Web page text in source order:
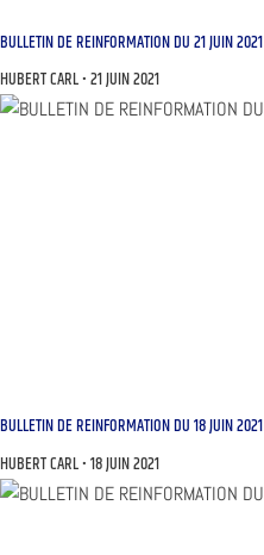
BULLETIN DE REINFORMATION DU 21 JUIN 2021
HUBERT CARL 21 JUIN 2021
BULLETIN DE REINFORMATION DU 18 JUIN 2021
HUBERT CARL 18 JUIN 2021